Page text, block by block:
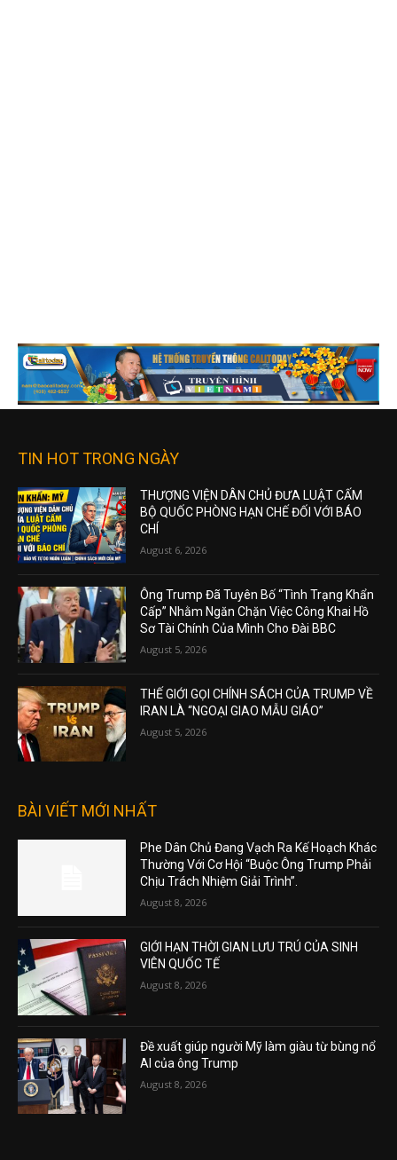
TIN HOT TRONG NGÀY
THƯỢNG VIỆN DÂN CHỦ ĐƯA LUẬT CẤM
BỘ QUỐC PHÒNG HẠN CHẾ ĐỐI VỚI BÁO
CHÍ
August 6, 2026
Ông Trump Đã Tuyên Bố “Tình Trạng Khẩn
Cấp” Nhằm Ngăn Chặn Việc Công Khai Hồ
Sơ Tài Chính Của Mình Cho Đài BBC
August 5, 2026
THẾ GIỚI GỌI CHÍNH SÁCH CỦA TRUMP VỀ
IRAN LÀ “NGOẠI GIAO MẪU GIÁO”
August 5, 2026
BÀI VIẾT MỚI NHẤT
Phe Dân Chủ Đang Vạch Ra Kế Hoạch Khác
Thường Với Cơ Hội “Buộc Ông Trump Phải
Chịu Trách Nhiệm Giải Trình”.
August 8, 2026
GIỚI HẠN THỜI GIAN LƯU TRÚ CỦA SINH
VIÊN QUỐC TẾ
August 8, 2026
Đề xuất giúp người Mỹ làm giàu từ bùng nổ
AI của ông Trump
August 8, 2026